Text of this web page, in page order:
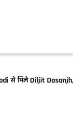
से मिले Diljit Dosanjh,